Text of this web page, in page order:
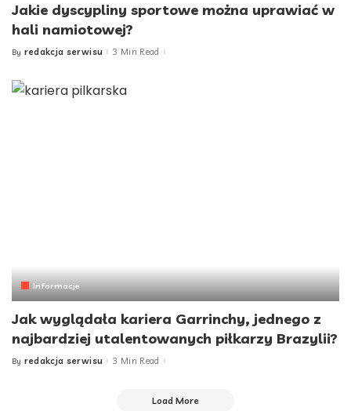
Jakie dyscypliny sportowe można uprawiać w
hali namiotowej?
Posted
By redakcja serwisu 3 Min Read
Informacje
Jak wyglądała kariera Garrinchy, jednego z
najbardziej utalentowanych piłkarzy Brazylii?
Posted
By redakcja serwisu 3 Min Read
Load More